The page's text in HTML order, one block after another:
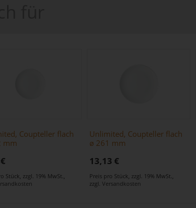
Coupteller flach
mm
Stück, zzgl. 19% MwSt.,
Unlimited, Coupteller flach
ø 261 mm
13,13 €
Preis pro Stück, zzgl. 19% MwSt.,
zzgl. Versandkosten